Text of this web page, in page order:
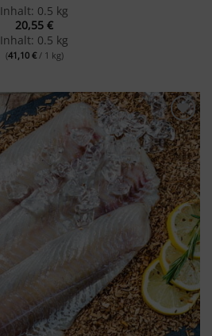
Inhalt: 0.5 kg
20,55 €
Inhalt: 0.5 kg
(41,10 €/ 1 kg)
Merken